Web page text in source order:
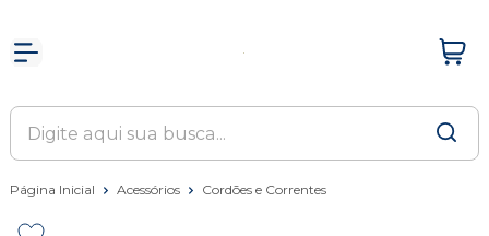
Página Inicial Acessórios Cordões e Correntes